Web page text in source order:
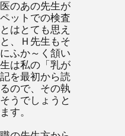
のあの先生が
ットでの検査
はとても思え
、Ｈ先生もそ
ふか～く頷い
は私の「乳が
を最初から読
ので、その執
うでしょうと
す。